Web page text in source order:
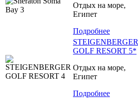
Отдых на море,
Египет
Подробнее
STEIGENBERGER
GOLF RESORT 5*
Отдых на море,
Египет
Подробнее